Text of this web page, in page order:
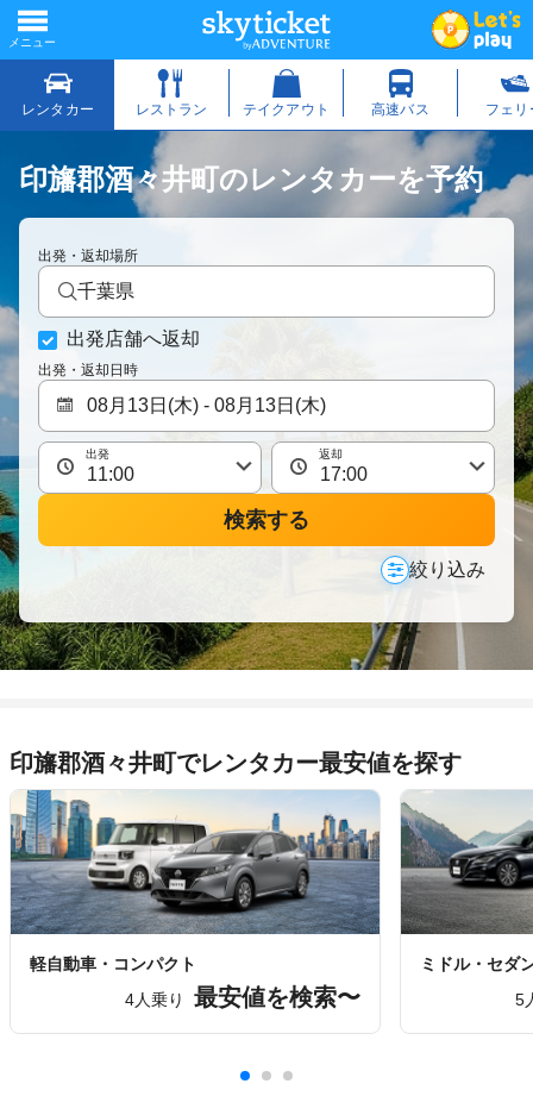
印旛郡酒々井町のレンタカーを予約
出発・返却場所
千葉県
出発店舗へ返却
出発・返却日時
出発 返却
検索する
絞り込み
印旛郡酒々井町でレンタカー最安値を探す
軽自動車・コンパクト
4人乗り
最安値を検索〜
ミドル・セダ
5